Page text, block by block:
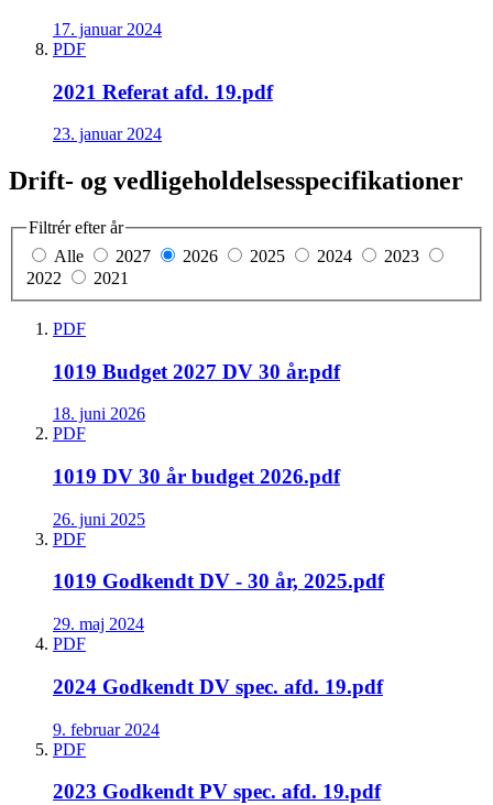
17. januar 2024
PDF
2021 Referat afd. 19.pdf
23. januar 2024
Drift- og vedligeholdelsesspecifikationer
Filtrér efter år
Alle
2027 2026 2025 2024
2023
2022
2021
PDF
1019 Budget 2027 DV 30 år.pdf
18. juni 2026
PDF
1019 DV 30 år budget 2026.pdf
26. juni 2025
PDF
1019 Godkendt DV - 30 år, 2025.pdf
29. maj 2024
PDF
2024 Godkendt DV spec. afd. 19.pdf
9. februar 2024
PDF
2023 Godkendt PV spec. afd. 19.pdf